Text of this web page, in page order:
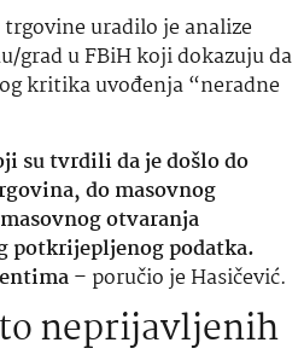
uradilo je analize
grad u FBiH koji dokazuju da
kritika uvođenja “neradne
su tvrdili da je došlo do
do masovnog
otvaranja
potkrijepljenog podatka.
– poručio je Hasičević.
neprijavljenih